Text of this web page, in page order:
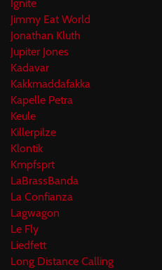
Ignite
Jimmy Eat World
Jonathan Kluth
Jupiter Jones
Kadavar
Kakkmaddafakka
Kapelle Petra
Keule
Killerpilze
Klontik
Kmpfsprt
LaBrassBanda
La Confianza
Lagwagon
Le Fly
Liedfett
Long Distance Calling